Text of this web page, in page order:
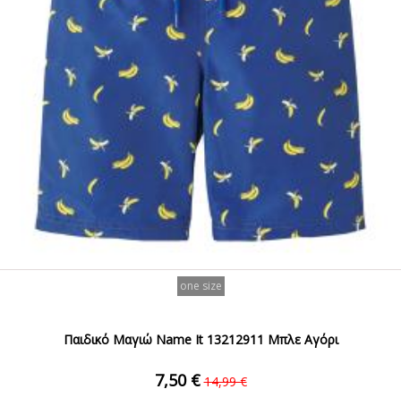
one size
Παιδικό Μαγιώ Name It 13212911 Μπλε Αγόρι
7,50 € 14,99 €